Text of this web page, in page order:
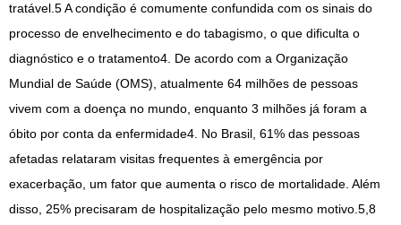
tratável.5 A condição é comumente confundida com os sinais do
processo de envelhecimento e do tabagismo, o que dificulta o
diagnóstico e o tratamento4. De acordo com a Organização
Mundial de Saúde (OMS), atualmente 64 milhões de pessoas
vivem com a doença no mundo, enquanto 3 milhões já foram a
óbito por conta da enfermidade4. No Brasil, 61% das pessoas
afetadas relataram visitas frequentes à emergência por
exacerbação, um fator que aumenta o risco de mortalidade. Além
disso, 25% precisaram de hospitalização pelo mesmo motivo.5,8